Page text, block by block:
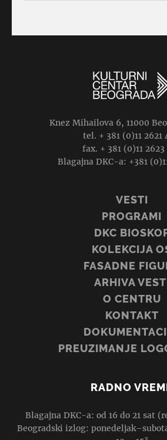
Knez Mihailova 6, 11000
tel. + 381 (0)11 2621
fax. + 381 (0)11 2623
Blagajna DKC-a: +381
VESTI
PROGRAMI
DKC
KOLEKCIJA
FASADNE
ARHIVA
O CENTRU
KONTAKT
PREUZIMANJE
RADNO
Blagajna DKC-a: od 16 do 21 sat
Beogradski izlog: